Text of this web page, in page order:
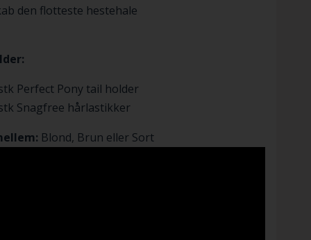
den flotteste hestehale
Perfect Pony tail holder
Snagfree hårlastikker
Blond, Brun eller Sort